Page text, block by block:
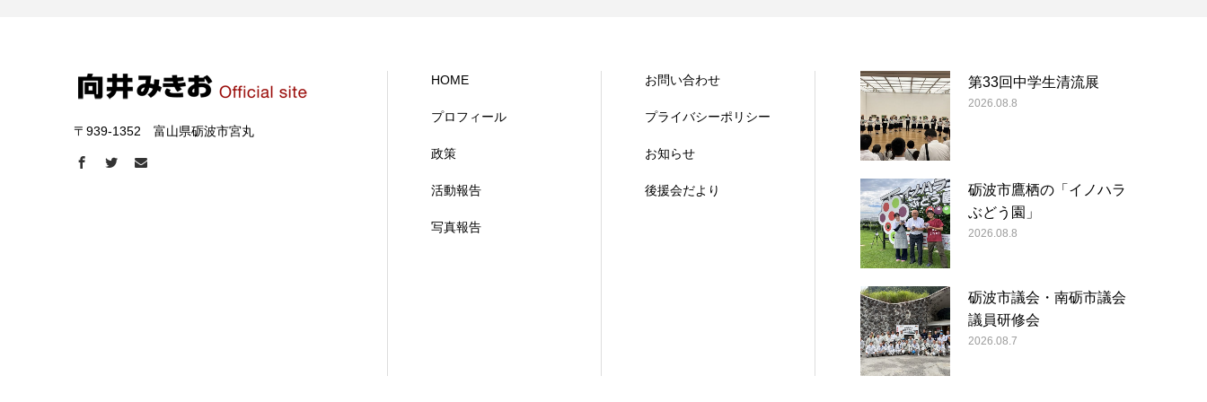
〒939-1352 富山県砺波市宮丸
HOME
プロフィール
政策
活動報告
写真報告
お問い合わせ
プライバシーポリシー
お知らせ
後援会だより
第33回中学生清流展
2026.08.8
砺波市鷹栖の「イノハラ
ぶどう園」
2026.08.8
砺波市議会・南砺市議会
議員研修会
2026.08.7